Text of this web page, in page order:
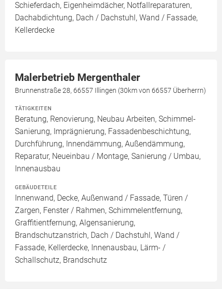
Schieferdach, Eigenheimdächer, Notfallreparaturen,
Dachabdichtung, Dach / Dachstuhl, Wand / Fassade,
Kellerdecke
Malerbetrieb Mergenthaler
Brunnenstraße 28, 66557 Illingen (30km von 66557 Überherrn)
TÄTIGKEITEN
Beratung, Renovierung, Neubau Arbeiten, Schimmel-
Sanierung, Imprägnierung, Fassadenbeschichtung,
Durchführung, Innendämmung, Außendämmung,
Reparatur, Neueinbau / Montage, Sanierung / Umbau,
Innenausbau
GEBÄUDETEILE
Innenwand, Decke, Außenwand / Fassade, Türen /
Zargen, Fenster / Rahmen, Schimmelentfernung,
Graffitientfernung, Algensanierung,
Brandschutzanstrich, Dach / Dachstuhl, Wand /
Fassade, Kellerdecke, Innenausbau, Lärm- /
Schallschutz, Brandschutz